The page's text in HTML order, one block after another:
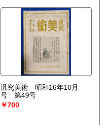
汎究美術 昭和16年10月
号 第49号
￥700